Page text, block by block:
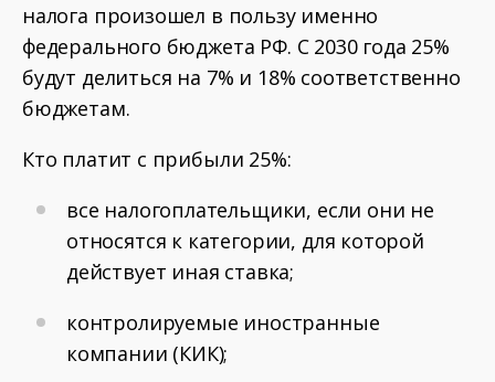
налога произошел в пользу именно
федерального бюджета РФ. С 2030 года 25%
будут делиться на 7% и 18% соответственно
бюджетам.
Кто платит с прибыли 25%:
все налогоплательщики, если они не
относятся к категории, для которой
действует иная ставка;
контролируемые иностранные
компании (КИК);